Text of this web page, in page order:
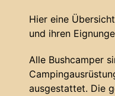
Hier eine
und ihren
Alle Bushcamper
ausgestattet. Die